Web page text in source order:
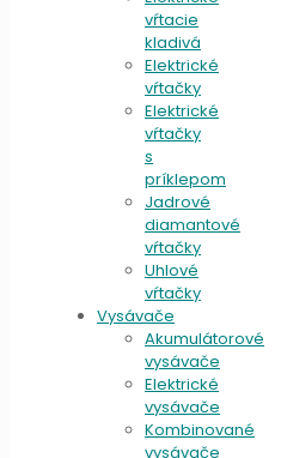
vŕtacie
kladivá
Elektrické
vŕtačky
Elektrické
vŕtačky
s
príklepom
Jadrové
diamantové
vŕtačky
Uhlové
vŕtačky
Vysávače
Akumulátorové
vysávače
Elektrické
vysávače
Kombinované
vysávače